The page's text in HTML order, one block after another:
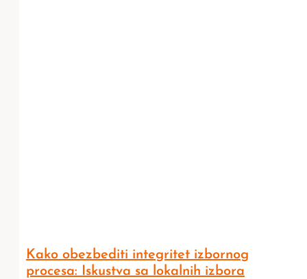
Kako obezbediti integritet izbornog
procesa: Iskustva sa lokalnih izbora